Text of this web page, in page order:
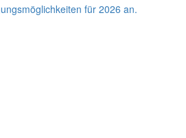
für 2026 an.